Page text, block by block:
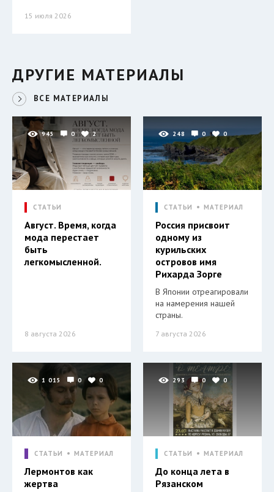
15 июля 2026
ДРУГИЕ МАТЕРИАЛЫ
ВСЕ МАТЕРИАЛЫ
945 0 2
СТАТЬИ
Август. Время, когда
мода перестает
быть
легкомысленной.
8 августа 2026
248 0 0
СТАТЬИ МАТЕРИАЛ
Россия присвоит
одному из
курильских
островов имя
Рихарда Зорге
В Японии отреагировали
на намерения нашей
страны.
7 августа 2026
1 015 0 0
СТАТЬИ МАТЕРИАЛ
Лермонтов как
жертва
293 0 0
СТАТЬИ МАТЕРИАЛ
До конца лета в
Рязанском